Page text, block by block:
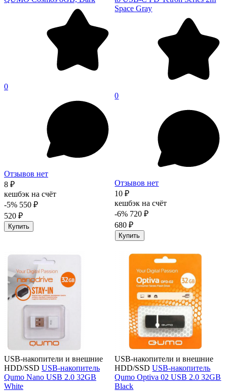
0
Отзывов нет
8 ₽
кешбэк на счёт
-5% 550 ₽
520 ₽
Купить
Space Gray
0
Отзывов нет
10 ₽
кешбэк на счёт
-6% 720 ₽
680 ₽
Купить
USB-накопители и внешние
HDD/SSD USB-накопитель
Qumo Nano USB 2.0 32GB
White
USB-накопители и внешние
HDD/SSD USB-накопитель
Qumo Optiva 02 USB 2.0 32GB
Black